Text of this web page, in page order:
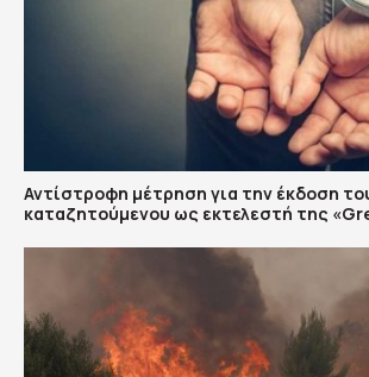
Αντίστροφη μέτρηση για την έκδοση
καταζητούμενου ως εκτελεστή της